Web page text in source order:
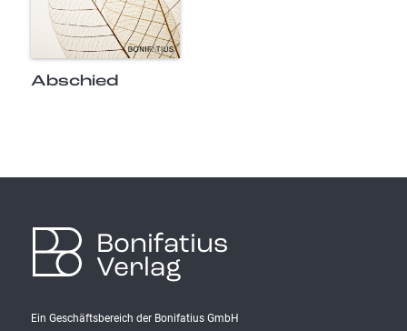
Abschied
Bonifatius
Verlag
Ein Geschäftsbereich der Bonifatius GmbH